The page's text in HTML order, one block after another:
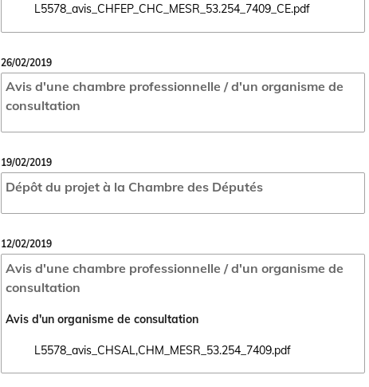
L5578_avis_CHFEP_CHC_MESR_53.254_7409_CE.pdf
Ouvrir le document
26/02/2019
Avis d'une chambre professionnelle / d'un organisme de
consultation
19/02/2019
Dépôt du projet à la Chambre des Députés
12/02/2019
Avis d'une chambre professionnelle / d'un organisme de
consultation
Avis d'un organisme de consultation
L5578_avis_CHSAL,CHM_MESR_53.254_7409.pdf
Ouvrir le document L5578_avis_CHSAL,CHM_MESR_53.254_7409.pdf